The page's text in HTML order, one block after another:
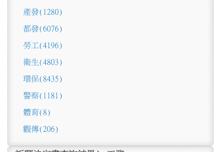
產發(1280)
都發(6076)
勞工(4196)
衛生(4803)
環保(8435)
警察(1181)
體育(8)
觀傳(206)